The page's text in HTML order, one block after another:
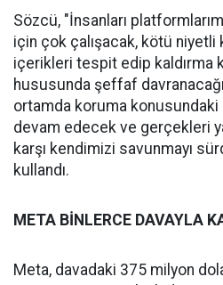
Sözcü, "İnsanları
için çok çalışacak, kötü niyetli
içerikleri tespit edip kaldırma
hususunda şeffaf
ortamda koruma
devam edecek ve gerçekleri
karşı kendimizi savunmayı
kullandı.
META BİNLERCE DAVAYLA
Meta, davadaki 375 milyon